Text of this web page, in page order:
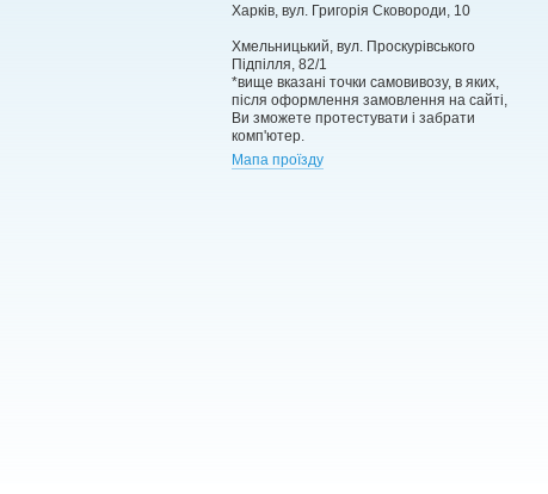
Харків, вул. Григорія Сковороди, 10
Хмельницький, вул. Проскурівського
Підпілля, 82/1
*вище вказані точки самовивозу, в яких,
після оформлення замовлення на сайті,
Ви зможете протестувати і забрати
комп'ютер.
Мапа проїзду